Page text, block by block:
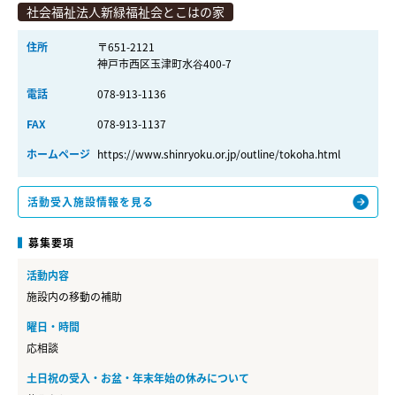
社会福祉法人新緑福祉会とこはの家
住所
〒651-2121
神戸市西区玉津町水谷400-7
電話
078-913-1136
FAX
078-913-1137
ホームページ https://www.shinryoku.or.jp/outline/tokoha.html
活動受入施設情報を見る
募集要項
活動内容
施設内の移動の補助
曜日・時間
応相談
土日祝の受入・お盆・年末年始の休みについて